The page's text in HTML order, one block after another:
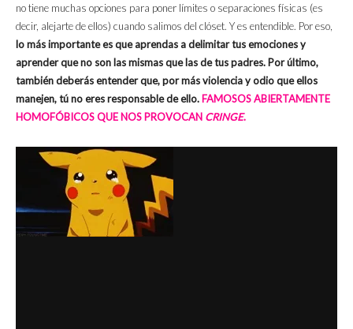
no tiene muchas opciones para poner límites o separaciones físicas (es
decir, alejarte de ellos) cuando salimos del clóset. Y es entendible. Por eso,
lo más importante es que aprendas a delimitar tus emociones y
aprender que no son las mismas que las de tus padres. Por último,
también deberás entender que, por más violencia y odio que ellos
manejen, tú no eres responsable de ello. FAMOSOS ABIERTAMENTE
HOMOFÓBICOS QUE NOS PROVOCAN CRINGE.